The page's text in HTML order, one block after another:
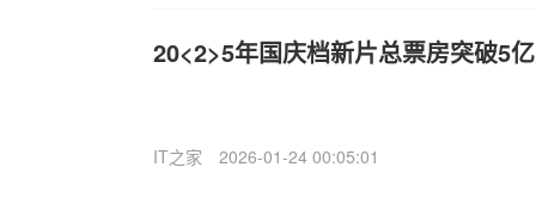
20<2>5年国庆档新片总票房突破5
IT之家 2026-01-24 00:05:01